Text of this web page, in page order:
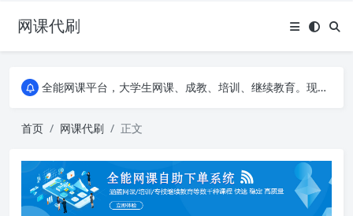
网课代刷
AI论文写作平台，根据真实文献内容生成论文
全能网课平台，大学生网课、成教、培训、继续教育。现已接入代刷代考项目3000+
全能网课平台，大学生网课、成教、培训、继续教育。现已接入代刷代考项目3000+
首页 网课代刷 正文